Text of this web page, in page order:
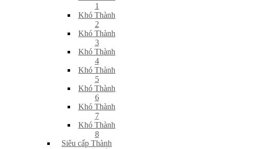
1
Khó Thành
2
Khó Thành
3
Khó Thành
4
Khó Thành
5
Khó Thành
6
Khó Thành
7
Khó Thành
8
Siêu cấp Thành